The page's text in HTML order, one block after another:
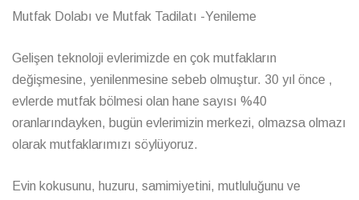
Mutfak Dolabı ve Mutfak Tadilatı -Yenileme
Gelişen teknoloji evlerimizde en çok mutfakların
değişmesine, yenilenmesine sebeb olmuştur. 30 yıl önce ,
evlerde mutfak bölmesi olan hane sayısı %40
oranlarındayken, bugün evlerimizin merkezi, olmazsa olmazı
olarak mutfaklarımızı söylüyoruz.
Evin kokusunu, huzuru, samimiyetini, mutluluğunu ve